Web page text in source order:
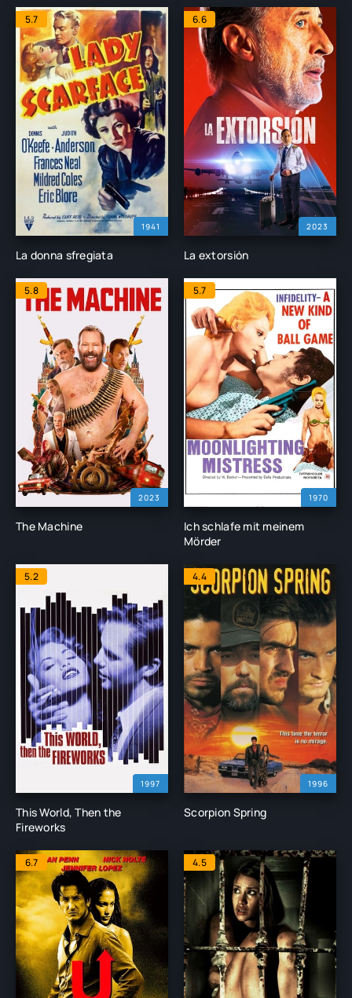
1941
5.7
La donna sfregiata
2023
6.6
La extorsión
2023
5.8
The Machine
1970
5.7
Ich schlafe mit meinem
Mörder
1997
5.2
This World, Then the
Fireworks
1996
4.4
Scorpion Spring
6.7 4.5